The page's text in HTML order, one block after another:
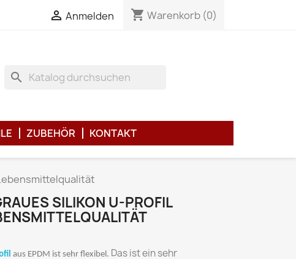
 Anmelden shopping_cart Warenkorb (0)
search
ZUBEHÖR KONTAKT
SILIKON U-PROFIL
aus EPDM ist sehr flexibel. Das ist ein sehr